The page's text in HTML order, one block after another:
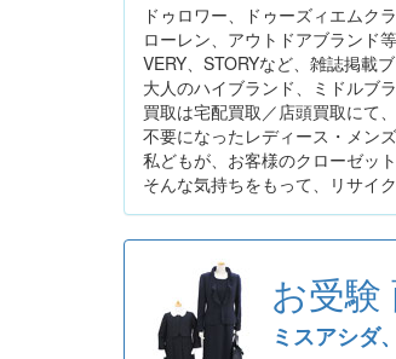
ドゥロワー、ドゥーズィエムク
ローレン、アウトドアブランド
VERY、STORYなど、雑誌掲載
大人のハイブランド、ミドルブ
買取は宅配買取／店頭買取にて
不要になったレディース・メン
私どもが、お客様のクローゼッ
そんな気持ちをもって、リサイ
お受験
ミスアシダ